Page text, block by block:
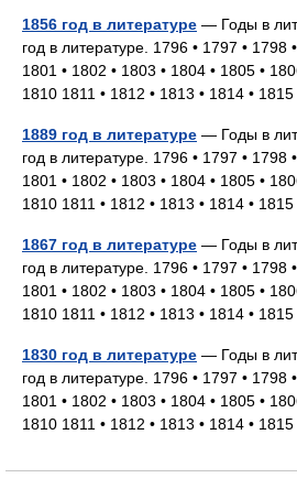
1856 год в литературе — Годы в
год в литературе. 1796 • 1797 •
1801 • 1802 • 1803 • 1804 • 1805 •
1810 1811 • 1812 • 1813 • 1814 •
1889 год в литературе — Годы в
год в литературе. 1796 • 1797 •
1801 • 1802 • 1803 • 1804 • 1805 •
1810 1811 • 1812 • 1813 • 1814 •
1867 год в литературе — Годы в
год в литературе. 1796 • 1797 •
1801 • 1802 • 1803 • 1804 • 1805 •
1810 1811 • 1812 • 1813 • 1814 •
1830 год в литературе — Годы в
год в литературе. 1796 • 1797 •
1801 • 1802 • 1803 • 1804 • 1805 •
1810 1811 • 1812 • 1813 • 1814 •